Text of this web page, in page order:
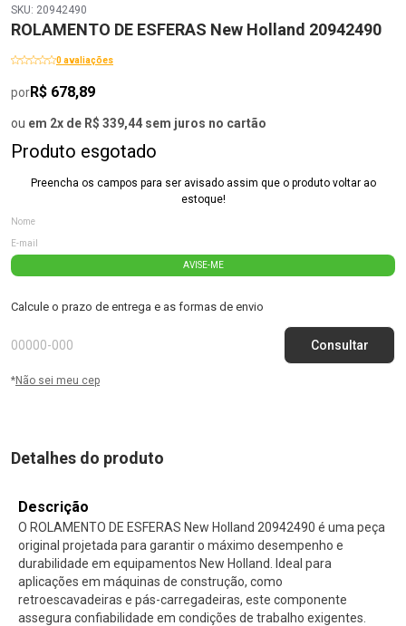
SKU: 20942490
ROLAMENTO DE ESFERAS New Holland 20942490
0 avaliações
porR$ 678,89
ou em 2x de R$ 339,44 sem juros no cartão
Produto esgotado
Preencha os campos para ser avisado assim que o produto voltar ao
estoque!
AVISE-ME
Calcule o prazo de entrega e as formas de envio
*Não sei meu cep
Detalhes do produto
Descrição
O ROLAMENTO DE ESFERAS New Holland 20942490 é uma peça
original projetada para garantir o máximo desempenho e
durabilidade em equipamentos New Holland. Ideal para
aplicações em máquinas de construção, como
retroescavadeiras e pás-carregadeiras, este componente
assegura confiabilidade em condições de trabalho exigentes.